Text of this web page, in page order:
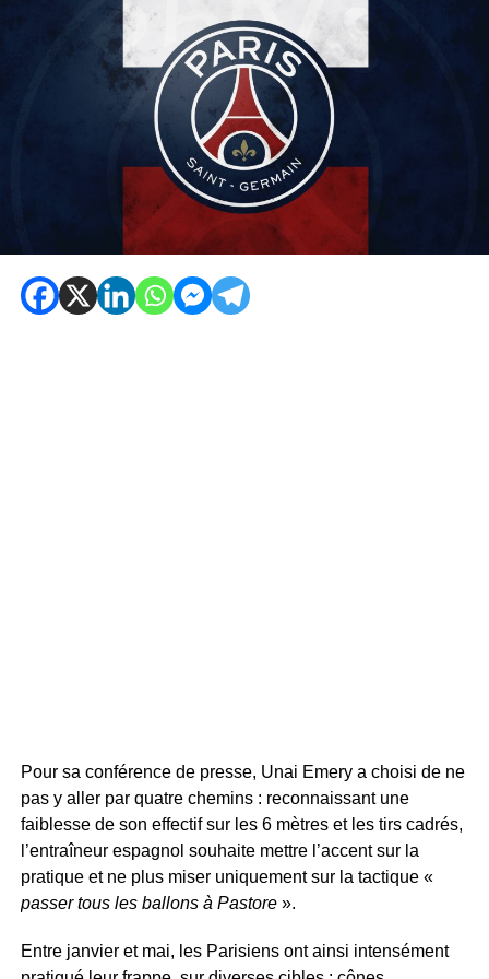
Pour sa conférence de presse, Unai Emery a choisi de ne
pas y aller par quatre chemins : reconnaissant une
faiblesse de son effectif sur les 6 mètres et les tirs cadrés,
l’entraîneur espagnol souhaite mettre l’accent sur la
pratique et ne plus miser uniquement sur la tactique «
passer tous les ballons à Pastore».
Entre janvier et mai, les Parisiens ont ainsi intensément